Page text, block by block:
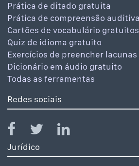
Prática de ditado gratuita
Prática de compreensão
Cartões de vocabulário gratuitos
Quiz de idioma gratuito
Exercícios de preencher
Dicionário em áudio gratuito
Todas as ferramentas
Redes sociais
Jurídico